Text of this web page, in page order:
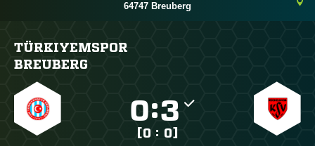
64747 Breuberg
TÜRKIYEMSPOR
BREUBERG
:
[0 : 0]